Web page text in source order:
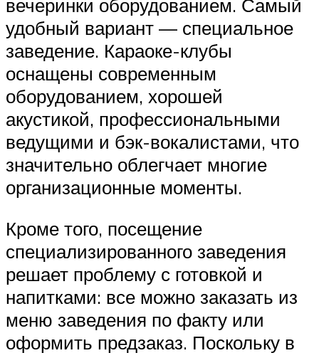
вечеринки оборудованием. Самый
удобный вариант — специальное
заведение. Караоке-клубы
оснащены современным
оборудованием, хорошей
акустикой, профессиональными
ведущими и бэк-вокалистами, что
значительно облегчает многие
организационные моменты.
Кроме того, посещение
специализированного заведения
решает проблему с готовкой и
напитками: все можно заказать из
меню заведения по факту или
оформить предзаказ. Поскольку в